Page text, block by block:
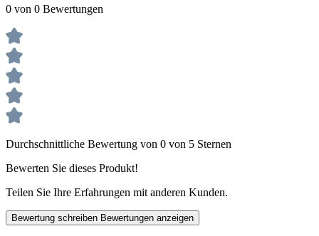
0 von 0 Bewertungen
Durchschnittliche Bewertung von 0 von 5 Sternen
Bewerten Sie dieses Produkt!
Teilen Sie Ihre Erfahrungen mit anderen Kunden.
Bewertung schreiben Bewertungen anzeigen